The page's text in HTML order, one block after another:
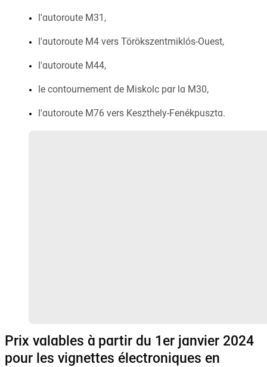
l'autoroute M31,
l'autoroute M4 vers Törökszentmiklós-Ouest,
l'autoroute M44,
le contournement de Miskolc par la M30,
l'autoroute M76 vers Keszthely-Fenékpuszta.
Prix valables à partir du 1er janvier 2024
pour les vignettes électroniques en